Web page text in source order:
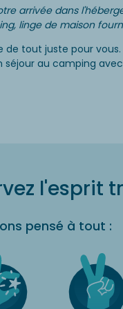
arrivée dans
linge de maison
de tout juste pour
séjour au camping
l'esprit
pensé à tout :